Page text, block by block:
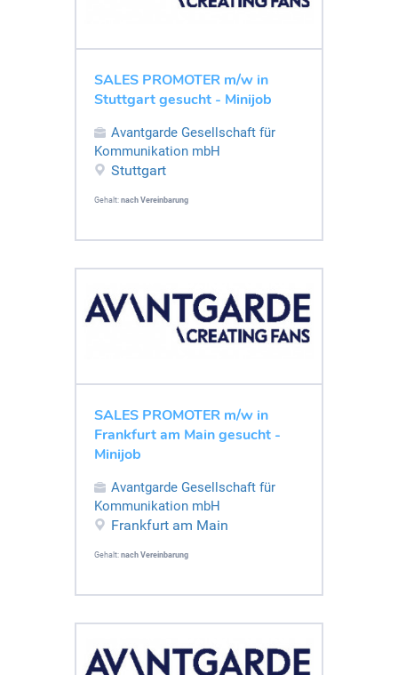
SALES PROMOTER m/w in
Stuttgart gesucht - Minijob
Avantgarde Gesellschaft für
Kommunikation mbH
Stuttgart
Gehalt: nach Vereinbarung
SALES PROMOTER m/w in
Frankfurt am Main gesucht -
Minijob
Avantgarde Gesellschaft für
Kommunikation mbH
Frankfurt am Main
Gehalt: nach Vereinbarung